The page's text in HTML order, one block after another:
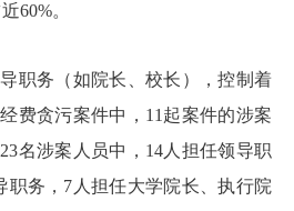
60%。
职务（如院长、校长），控制着
费贪污案件中，11起案件的涉案
名涉案人员中，14人担任领导职
职务，7人担任大学院长、执行院